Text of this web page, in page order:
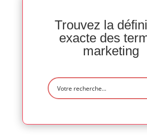
Trouvez la
exacte des
marketing